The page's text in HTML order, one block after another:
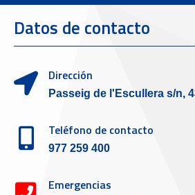
Datos de contacto
Dirección
Passeig de l'Escullera s/n,
Teléfono de contacto
977 259 400
Emergencias